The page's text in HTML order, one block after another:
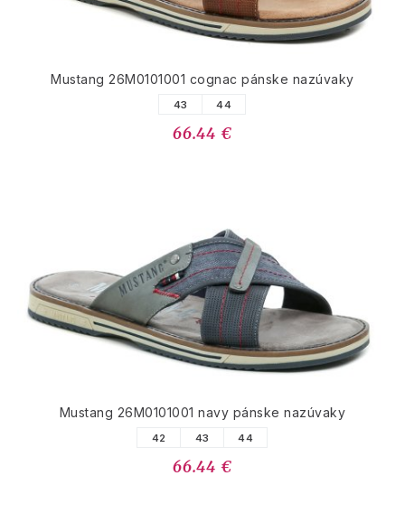
Mustang 26M0101001 cognac pánske nazúvaky
43 44
66.44 €
Mustang 26M0101001 navy pánske nazúvaky
42 43 44
66.44 €